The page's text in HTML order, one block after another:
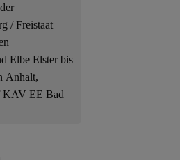
/ Freistaat
Elbe Elster bis
Anhalt,
KAV EE Bad